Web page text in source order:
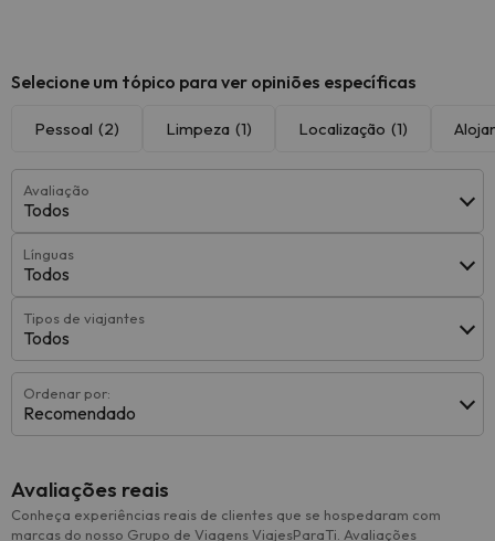
Selecione um tópico para ver opiniões específicas
Pessoal (2) Limpeza (1) Localização (1)
Avaliação
Todos
Línguas
Todos
Tipos de viajantes
Todos
Ordenar por:
Recomendado
Avaliações reais
Conheça experiências reais de clientes que se hospedaram com
marcas do nosso Grupo de Viagens ViajesParaTi. Avaliações